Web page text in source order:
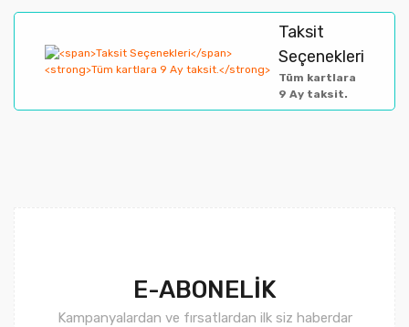
Gönder
Taksit
Seçenekleri
Tüm kartlara
9 Ay taksit.
E-ABONELİK
Kampanyalardan ve fırsatlardan ilk siz haberdar